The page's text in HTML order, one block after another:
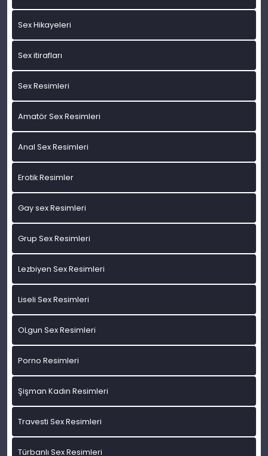
Sex Hikayeleri
Sex itirafları
Sex Resimleri
Amatör Sex Resimleri
Anal Sex Resimleri
Erotik Resimler
Gay sex Resimleri
Grup Sex Resimleri
Lezbiyen Sex Resimleri
Liseli Sex Resimleri
OLgun Sex Resimleri
Porno Resimleri
Şişman Kadın Resimleri
Travesti Sex Resimleri
Türbanlı Sex Resimleri